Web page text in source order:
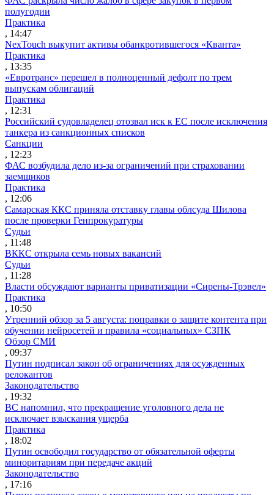
полугодии
Практика
, 14:47
NexTouch выкупит активы обанкротившегося «Кванта»
Практика
, 13:35
«Евротранс» перешел в полноценный дефолт по трем
выпускам облигаций
Практика
, 12:31
Российский судовладелец отозвал иск к ЕС после исключения
танкера из санкционных списков
Санкции
, 12:23
ФАС возбудила дело из-за ограничений при страховании
заемщиков
Практика
, 12:06
Самарская ККС приняла отставку главы облсуда Шилова
после проверки Генпрокуратуры
Судьи
, 11:48
ВККС открыла семь новых вакансий
Судьи
, 11:28
Власти обсуждают варианты приватизации «Сирены-Трэвел»
Практика
, 10:50
Утренний обзор за 5 августа: поправки о защите контента при
обучении нейросетей и правила «социальных» СЗПК
Обзор СМИ
, 09:37
Путин подписал закон об ограничениях для осужденных
релокантов
Законодательство
, 19:32
ВС напомнил, что прекращение уголовного дела не
исключает взыскания ущерба
Практика
, 18:02
Путин освободил государство от обязательной оферты
миноритариям при передаче акций
Законодательство
, 17:16